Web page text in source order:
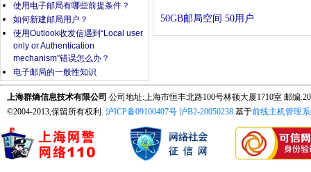
使用电子邮局有哪些前提条件？
如何新建邮局用户？
使用Outlook收发信遇到“Local user
only or Authentication
mechanism”错误怎么办？
电子邮局的一般性知识
50GB邮局空间 50用户
上海群熵信息技术有限公司 公司地址:上海市恒丰北路100号林顿大厦1710室 邮编
©2004-2013,保留所有权利. 沪ICP备09100407号 沪B2-20050238 基于前线主机管理